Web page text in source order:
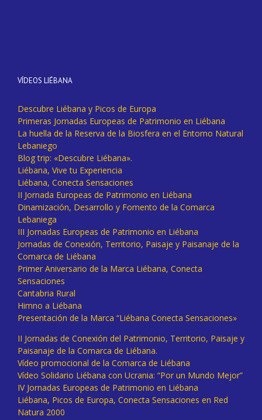
VÍDEOS LIÉBANA
Descubre Liébana y Picos de Europa
Primeras Jornadas Europeas de Patrimonio en Liébana
La huella de la Reserva de la Biosfera en el Entorno Natural
Lebaniego
Blog trip: «Descubre Liébana».
Liébana, Vive tu Experiencia
Liébana, Conecta Sensaciones
II Jornada Europeas de Patrimonio en Liébana
Dinamización, Desarrollo y Fomento de la Comarca
Lebaniega
III Jornadas Europeas de Patrimonio en Liébana
Jornadas de Conexión, Territorio, Paisaje y Paisanaje de la
Comarca de Liébana
Primer Aniversario de la Marca Liébana, Conecta
Sensaciones
Cantabria Rural
Himno a Liébana
Presentación de la Marca “Liébana Conecta Sensaciones»
II Jornadas de Conexión del Patrimonio, Territorio, Paisaje y
Paisanaje de la Comarca de Liébana.
Vídeo promocional de la Comarca de Liébana
Vídeo Solidario Liébana con Ucrania: “Por un Mundo Mejor”
IV Jornadas Europeas de Patrimonio en Liébana
Liébana, Picos de Europa, Conecta Sensaciones en Red
Natura 2000